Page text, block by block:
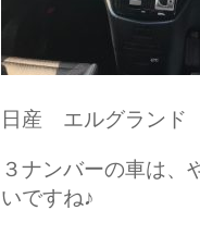
日産 エルグランド
３ナンバーの車は、
いですね♪